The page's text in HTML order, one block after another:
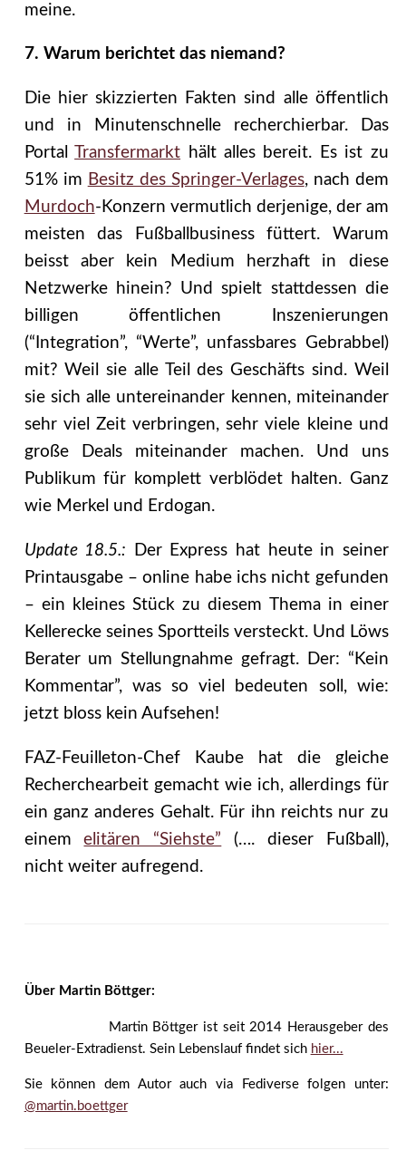
meine.
7. Warum berichtet das niemand?
Die hier skizzierten Fakten sind alle öffentlich
und in Minutenschnelle recherchierbar. Das
Portal
Transfermarkt hält alles bereit. Es ist zu
51% im Besitz des Springer-Verlages, nach dem
Murdoch-Konzern vermutlich derjenige, der am
meisten das Fußballbusiness füttert. Warum
beisst aber kein Medium herzhaft in diese
Netzwerke hinein? Und spielt stattdessen die
billigen öffentlichen Inszenierungen
(“Integration”, “Werte”, unfassbares Gebrabbel)
mit? Weil sie alle Teil des Geschäfts sind. Weil
sie sich alle untereinander kennen, miteinander
sehr viel Zeit verbringen, sehr viele kleine und
große Deals miteinander machen. Und uns
Publikum für komplett verblödet halten. Ganz
wie Merkel und Erdogan.
Update 18.5.: Der Express hat heute in seiner
Printausgabe – online habe ichs nicht gefunden
– ein kleines Stück zu diesem Thema in einer
Kellerecke seines Sportteils versteckt. Und Löws
Berater um Stellungnahme gefragt. Der: “Kein
Kommentar”, was so viel bedeuten soll, wie:
jetzt bloss kein Aufsehen!
FAZ-Feuilleton-Chef Kaube hat die gleiche
Recherchearbeit gemacht wie ich, allerdings für
ein ganz anderes Gehalt. Für ihn reichts nur zu
einemelitären “Siehste” (…. dieser Fußball),
nicht weiter aufregend.
Über Martin Böttger:
Martin Böttger ist seit 2014 Herausgeber des
Beueler-Extradienst. Sein Lebenslauf findet sich hier...
Sie können dem Autor auch via Fediverse folgen unter:
@martin.boettger